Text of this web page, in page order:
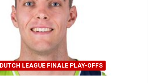
DUTCH LEAGUE FINALE PLAY-OFFS